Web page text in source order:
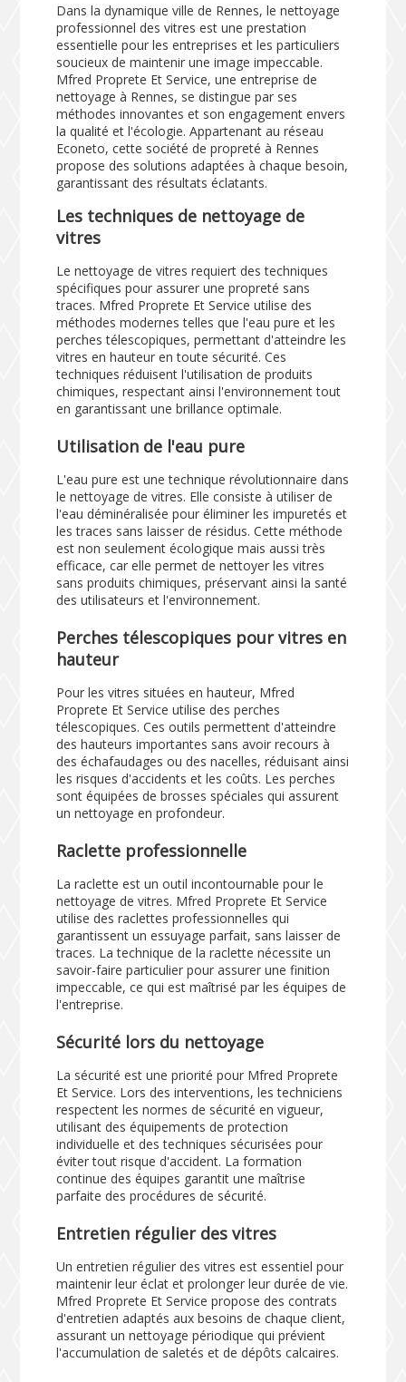
Dans la dynamique ville de Rennes, le nettoyage
professionnel des vitres est une prestation
essentielle pour les entreprises et les particuliers
soucieux de maintenir une image impeccable.
Mfred Proprete Et Service, une entreprise de
nettoyage à Rennes, se distingue par ses
méthodes innovantes et son engagement envers
la qualité et l'écologie. Appartenant au réseau
Econeto, cette société de propreté à Rennes
propose des solutions adaptées à chaque besoin,
garantissant des résultats éclatants.
Les techniques de nettoyage de
vitres
Le nettoyage de vitres requiert des techniques
spécifiques pour assurer une propreté sans
traces. Mfred Proprete Et Service utilise des
méthodes modernes telles que l'eau pure et les
perches télescopiques, permettant d'atteindre les
vitres en hauteur en toute sécurité. Ces
techniques réduisent l'utilisation de produits
chimiques, respectant ainsi l'environnement tout
en garantissant une brillance optimale.
Utilisation de l'eau pure
L'eau pure est une technique révolutionnaire dans
le nettoyage de vitres. Elle consiste à utiliser de
l'eau déminéralisée pour éliminer les impuretés et
les traces sans laisser de résidus. Cette méthode
est non seulement écologique mais aussi très
efficace, car elle permet de nettoyer les vitres
sans produits chimiques, préservant ainsi la santé
des utilisateurs et l'environnement.
Perches télescopiques pour vitres en
hauteur
Pour les vitres situées en hauteur, Mfred
Proprete Et Service utilise des perches
télescopiques. Ces outils permettent d'atteindre
des hauteurs importantes sans avoir recours à
des échafaudages ou des nacelles, réduisant ainsi
les risques d'accidents et les coûts. Les perches
sont équipées de brosses spéciales qui assurent
un nettoyage en profondeur.
Raclette professionnelle
La raclette est un outil incontournable pour le
nettoyage de vitres. Mfred Proprete Et Service
utilise des raclettes professionnelles qui
garantissent un essuyage parfait, sans laisser de
traces. La technique de la raclette nécessite un
savoir-faire particulier pour assurer une finition
impeccable, ce qui est maîtrisé par les équipes de
l'entreprise.
Sécurité lors du nettoyage
La sécurité est une priorité pour Mfred Proprete
Et Service. Lors des interventions, les techniciens
respectent les normes de sécurité en vigueur,
utilisant des équipements de protection
individuelle et des techniques sécurisées pour
éviter tout risque d'accident. La formation
continue des équipes garantit une maîtrise
parfaite des procédures de sécurité.
Entretien régulier des vitres
Un entretien régulier des vitres est essentiel pour
maintenir leur éclat et prolonger leur durée de vie.
Mfred Proprete Et Service propose des contrats
d'entretien adaptés aux besoins de chaque client,
assurant un nettoyage périodique qui prévient
l'accumulation de saletés et de dépôts calcaires.